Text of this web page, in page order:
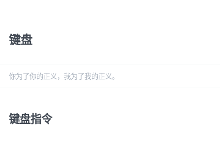
键盘
你为了你的正义，我为了我的正义。
键盘指令